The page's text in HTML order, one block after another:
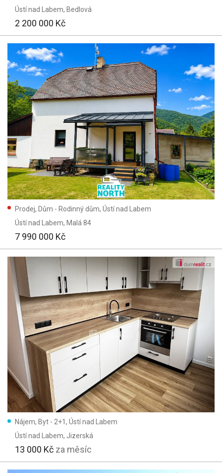
Ústí nad Labem, Bedlová
2 200 000 Kč
Prodej, Dům - Rodinný dům, Ústí nad Labem
Ústí nad Labem, Malá 84
7 990 000 Kč
Nájem, Byt - 2+1, Ústí nad Labem
Ústí nad Labem, Jizerská
13 000 Kč za měsíc